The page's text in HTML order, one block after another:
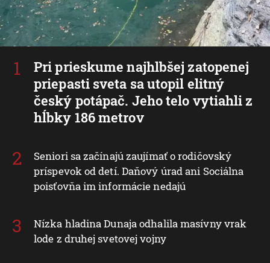
Pri prieskume najhlbšej zatopenej
priepasti sveta sa utopil elitný
český potápač. Jeho telo vytiahli z
hĺbky 186 metrov
Seniori sa začínajú zaujímať o rodičovský
príspevok od detí. Daňový úrad ani Sociálna
poisťovňa im informácie nedajú
Nízka hladina Dunaja odhalila masívny vrak
lode z druhej svetovej vojny